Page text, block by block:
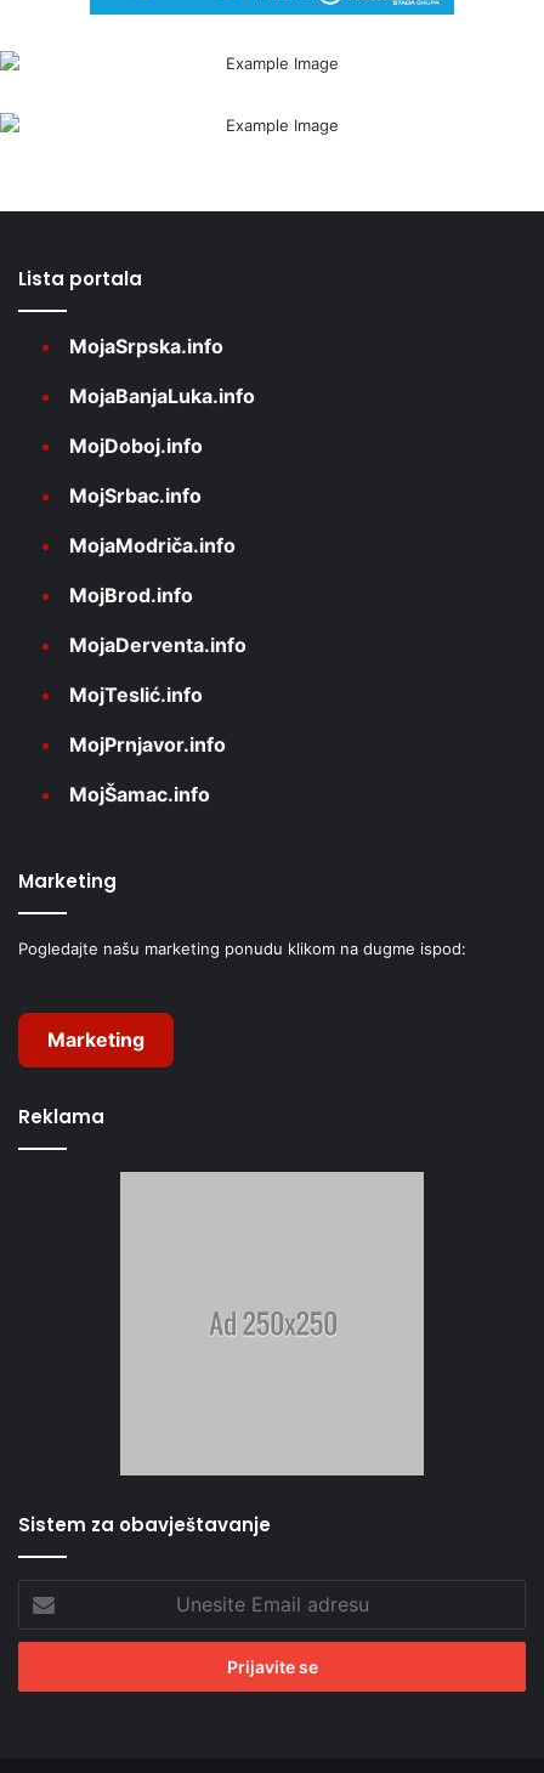
Lista portala
MojaSrpska.info
MojaBanjaLuka.info
MojDoboj.info
MojSrbac.info
MojaModriča.info
MojBrod.info
MojaDerventa.info
MojTeslić.info
MojPrnjavor.info
MojŠamac.info
Marketing
Pogledajte našu marketing ponudu klikom na dugme ispod:
Marketing
Reklama
Sistem za obavještavanje
Email
adresu